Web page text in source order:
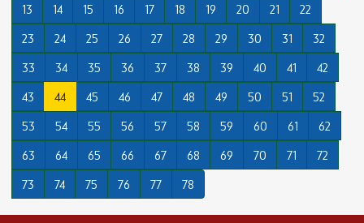
13
14 15 16 17 18 19 20 21
22
23
24 25 26 27 28 29 30 31
32
33
34 35 36 37 38 39 40 41
42
43
44 45 46 47 48 49 50 51
52
53
54 55 56 57 58 59 60 61
62
63
64 65 66 67 68 69 70 71
72
73
74 75 76 77 78